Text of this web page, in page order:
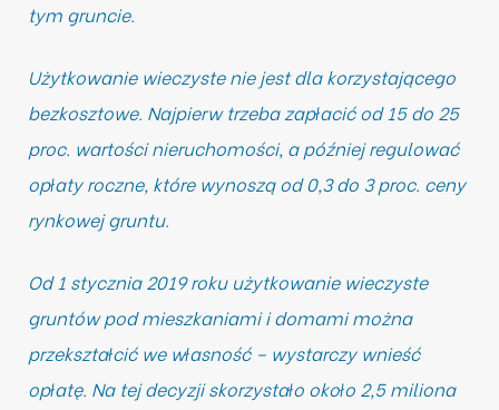
tym gruncie.
Użytkowanie wieczyste nie jest dla korzystającego
bezkosztowe. Najpierw trzeba zapłacić od 15 do 25
proc. wartości nieruchomości, a później regulować
opłaty roczne, które wynoszą od 0,3 do 3 proc. ceny
rynkowej gruntu.
Od 1 stycznia 2019 roku użytkowanie wieczyste
gruntów pod mieszkaniami i domami można
przekształcić we własność – wystarczy wnieść
opłatę. Na tej decyzji skorzystało około 2,5 miliona